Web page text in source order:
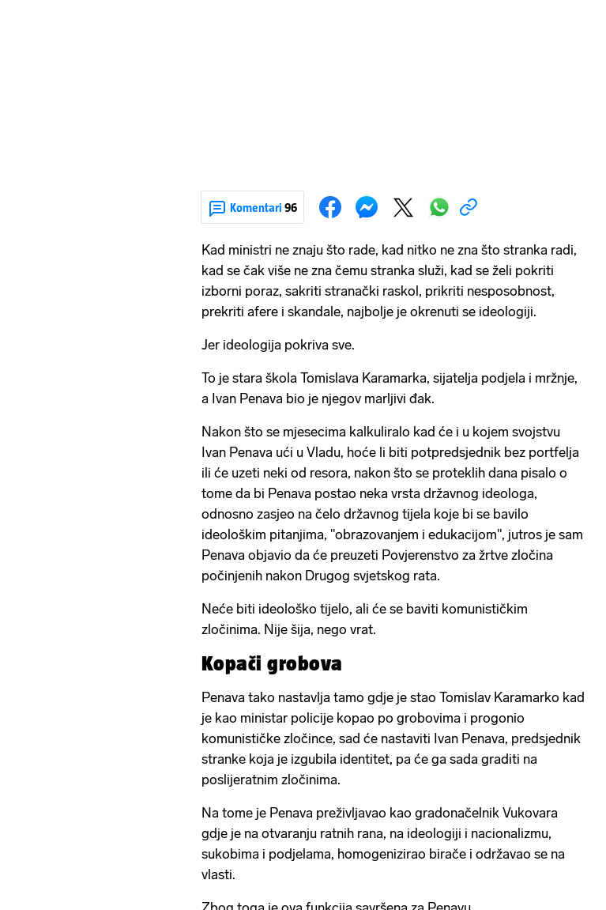
Komentari 96
Kad ministri ne znaju što rade, kad nitko ne zna što stranka radi,
kad se čak više ne zna čemu stranka služi, kad se želi pokriti
izborni poraz, sakriti stranački raskol, prikriti nesposobnost,
prekriti afere i skandale, najbolje je okrenuti se ideologiji.
Jer ideologija pokriva sve.
To je stara škola Tomislava Karamarka, sijatelja podjela i mržnje,
a Ivan Penava bio je njegov marljivi đak.
Nakon što se mjesecima kalkuliralo kad će i u kojem svojstvu
Ivan Penava ući u Vladu, hoće li biti potpredsjednik bez portfelja
ili će uzeti neki od resora, nakon što se proteklih dana pisalo o
tome da bi Penava postao neka vrsta državnog ideologa,
odnosno zasjeo na čelo državnog tijela koje bi se bavilo
ideološkim pitanjima, "obrazovanjem i edukacijom", jutros je sam
Penava objavio da će preuzeti Povjerenstvo za žrtve zločina
počinjenih nakon Drugog svjetskog rata.
Neće biti ideološko tijelo, ali će se baviti komunističkim
zločinima. Nije šija, nego vrat.
Kopači grobova
Penava tako nastavlja tamo gdje je stao Tomislav Karamarko kad
je kao ministar policije kopao po grobovima i progonio
komunističke zločince, sad će nastaviti Ivan Penava, predsjednik
stranke koja je izgubila identitet, pa će ga sada graditi na
poslijeratnim zločinima.
Na tome je Penava preživljavao kao gradonačelnik Vukovara
gdje je na otvaranju ratnih rana, na ideologiji i nacionalizmu,
sukobima i podjelama, homogenizirao birače i održavao se na
vlasti.